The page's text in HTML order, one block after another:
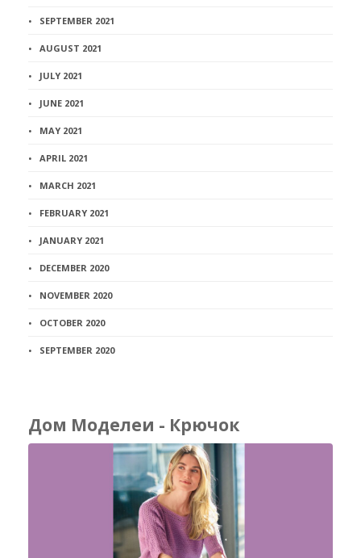
SEPTEMBER 2021
AUGUST 2021
JULY 2021
JUNE 2021
MAY 2021
APRIL 2021
MARCH 2021
FEBRUARY 2021
JANUARY 2021
DECEMBER 2020
NOVEMBER 2020
OCTOBER 2020
SEPTEMBER 2020
Дом Моделеи - Крючок